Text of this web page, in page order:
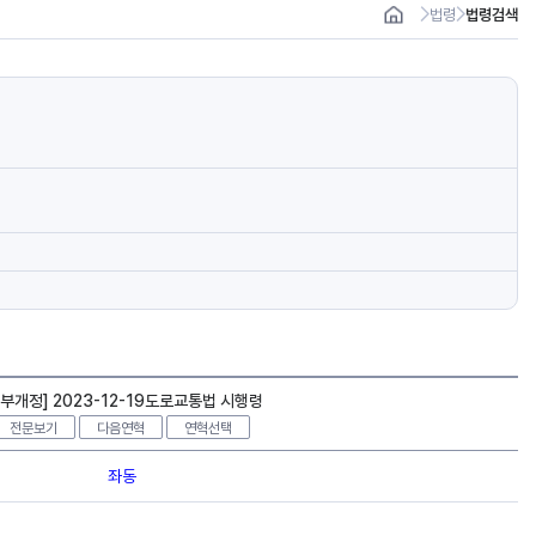
법령 법령검색
개정] 2023-12-19도로교통법 시행령
전문보기 다음연혁 연혁선택
좌동